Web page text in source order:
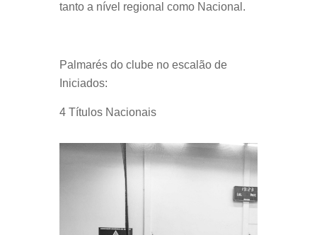
tanto a nível regional como Nacional.
Palmarés do clube no escalão de
Iniciados:
4 Títulos Nacionais